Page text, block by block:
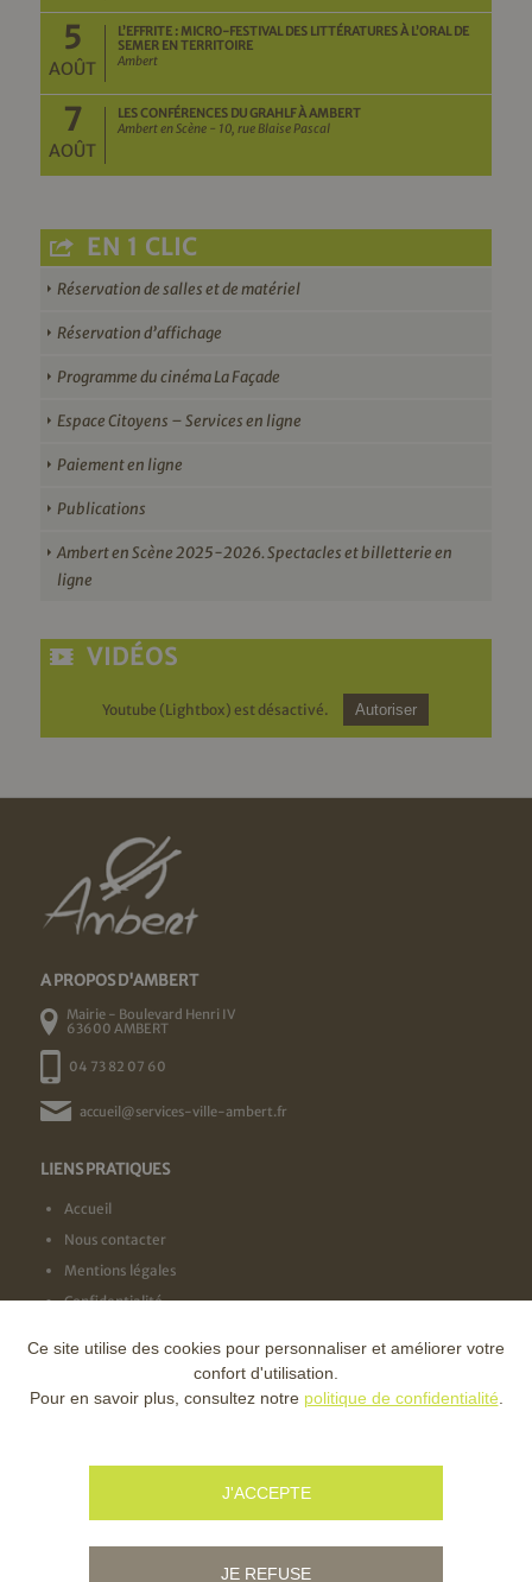
5
AOÛT
L’EFFRITE : MICRO-FESTIVAL DES LITTÉRATURES À L’ORAL DE
SEMER EN TERRITOIRE
Ambert
7
AOÛT
LES CONFÉRENCES DU GRAHLF À AMBERT
Ambert en Scène - 10, rue Blaise Pascal
EN 1 CLIC
Réservation de salles et de matériel
Réservation d’affichage
Programme du cinéma La Façade
Espace Citoyens – Services en ligne
Paiement en ligne
Publications
Ambert en Scène 2025-2026. Spectacles et billetterie en
ligne
VIDÉOS
Youtube (Lightbox) est désactivé. Autoriser
A PROPOS D'AMBERT
Mairie - Boulevard Henri IV
63600 AMBERT
04 73 82 07 60
accueil@services-ville-ambert.fr
LIENS PRATIQUES
Accueil
Nous contacter
Mentions légales
Confidentialité
NOS LABELS
Ce site utilise des cookies pour personnaliser et améliorer votre
confort d'utilisation.
Pour en savoir plus, consultez notre politique de confidentialité
J'ACCEPTE
JE REFUSE